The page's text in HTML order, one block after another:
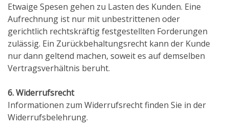
Etwaige Spesen gehen zu Lasten des Kunden. Eine
Aufrechnung ist nur mit unbestrittenen oder
gerichtlich rechtskräftig festgestellten Forderungen
zulässig. Ein Zurückbehaltungsrecht kann der Kunde
nur dann geltend machen, soweit es auf demselben
Vertragsverhältnis beruht.
6. Widerrufsrecht
Informationen zum Widerrufsrecht finden Sie in der
Widerrufsbelehrung.